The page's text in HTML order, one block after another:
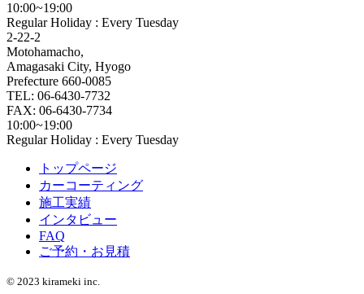
10:00~19:00
Regular Holiday : Every Tuesday
2-22-2
Motohamacho,
Amagasaki City, Hyogo
Prefecture 660-0085
TEL: 06-6430-7732
FAX: 06-6430-7734
10:00~19:00
Regular Holiday : Every Tuesday
トップページ
カーコーティング
施工実績
インタビュー
FAQ
ご予約・お見積
© 2023 kirameki inc.